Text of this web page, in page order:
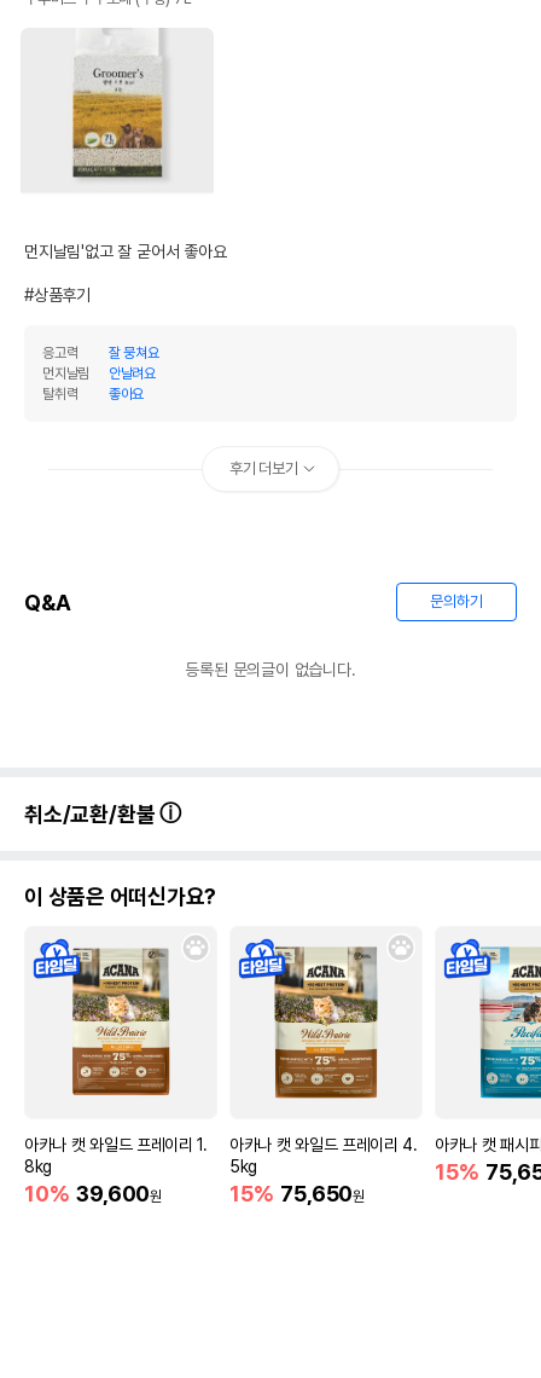
먼지날림'없고 잘 굳어서 좋아요
#상품후기
응고력
잘 뭉쳐요
먼지날림
안날려요
탈취력
좋아요
후기 더보기
Q&A 문의하기
등록된 문의글이 없습니다.
취소/교환/환불
이 상품은 어떠신가요?
아카나 캣 와일드 프레이리 1.
8kg
10% 39,600원
아카나 캣 와일드 프레이리 4.
5kg
15% 75,650원
아카나 캣 패시
15%